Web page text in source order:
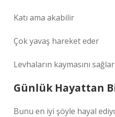
Katı ama akabilir
Çok yavaş hareket eder
Levhaların kaymasını sağlar
Günlük Hayattan
Bunu en iyi şöyle hayal